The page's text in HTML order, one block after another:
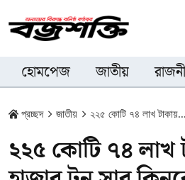
হোমপেজ জাতীয়
প্রচ্ছদ জাতীয় ২২৫ কোটি ৭৪ লাখ টাকায়...
২২৫ কোটি ৭৪ লাখ